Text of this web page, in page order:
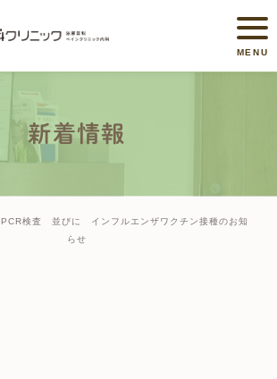
新着情報
PCR検査 並びに インフルエンザワクチン接種のお知
らせ